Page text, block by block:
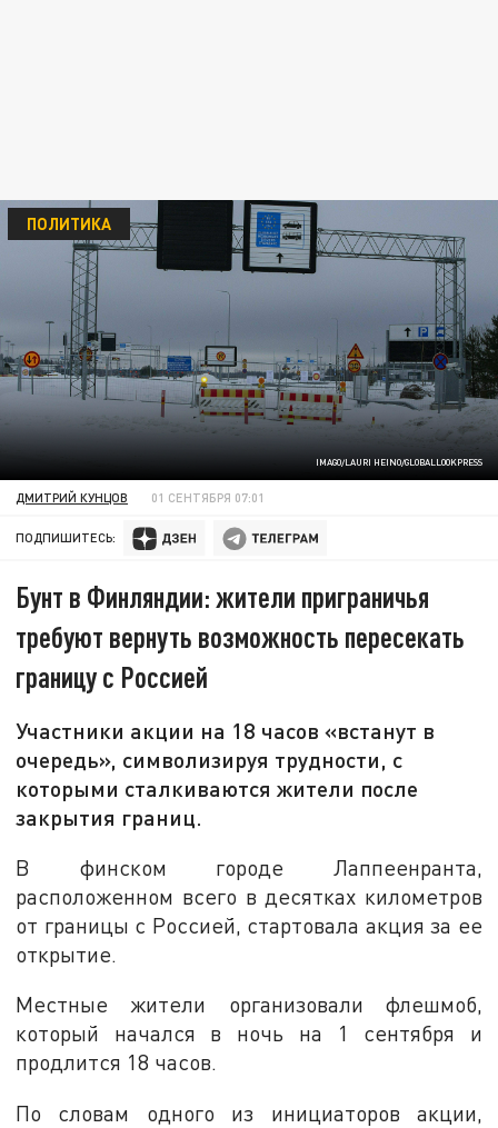
IMAGO/LAURI HEINO/GLOBALLOOKPRESS
ПОЛИТИКА
ДМИТРИЙ КУНЦОВ 01 СЕНТЯБРЯ 07:01
ПОДПИШИТЕСЬ:
Бунт в Финляндии: жители приграничья
требуют вернуть возможность пересекать
границу с Россией
Участники акции на 18 часов «встанут в
очередь», символизируя трудности, с
которыми сталкиваются жители после
закрытия границ.
В финском городе Лаппеенранта,
расположенном всего в десятках километров
от границы с Россией, стартовала акция за ее
открытие.
Местные жители организовали флешмоб,
который начался в ночь на 1 сентября и
продлится 18 часов.
По словам одного из инициаторов акции,